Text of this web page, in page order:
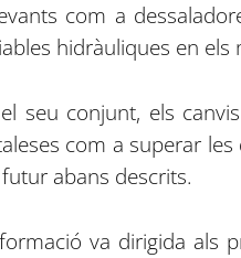
com a
hidràuliques en
seu conjunt, els
com a superar
abans descrits.
va dirigida als